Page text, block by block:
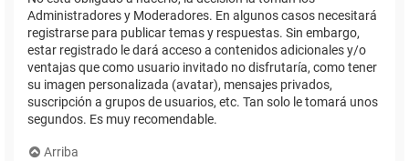
Administradores y Moderadores. En algunos casos necesitará
registrarse para publicar temas y respuestas. Sin embargo,
estar registrado le dará acceso a contenidos adicionales y/o
ventajas que como usuario invitado no disfrutaría, como tener
su imagen personalizada (avatar), mensajes privados,
suscripción a grupos de usuarios, etc. Tan solo le tomará unos
segundos. Es muy recomendable.
Arriba